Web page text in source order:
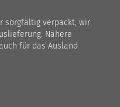
sorgfältig verpackt, wir
Nähere
für das Ausland